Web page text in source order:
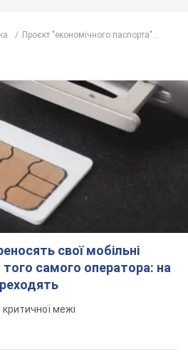
Проєкт "економічного паспорта"...
свої мобільні
самого оператора: на
межі